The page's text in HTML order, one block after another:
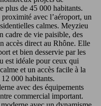
plus de 45 000 habitants.
avec l’aéroport, un
calmes. Meyzieu
cadre de vie paisible, des
accès direct au Rhône. Elle
et bien desservie par les
est idéale pour ceux qui
et un accès facile à la
000 habitants.
avec des équipements
commercial important.